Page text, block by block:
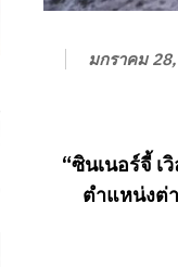
มกราคม
“ซินเนอร์จี้ เ
ตำแหน่งต่